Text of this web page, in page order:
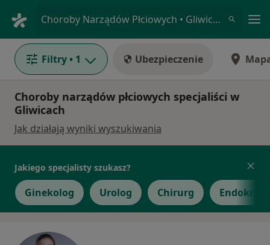
Choroby Narządów Płciowych • Gliwice, śląskie
Filtry • 1 Ubezpieczenie
Choroby narządów płciowych specjaliści w
Gliwicach
Jak działają wyniki wyszukiwania
Jakiego specjalisty szukasz?
Ginekolog Urolog Chirurg